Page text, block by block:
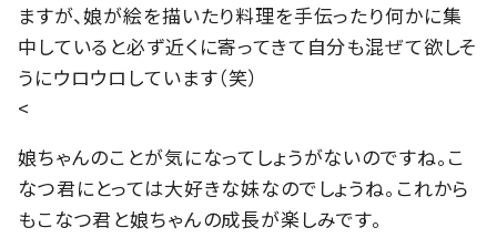
ますが、娘が絵を描いたり料理を手伝ったり何かに集
中していると必ず近くに寄ってきて自分も混ぜて欲しそ
うにウロウロしています（笑）
<
娘ちゃんのことが気になってしょうがないのですね。こ
なつ君にとっては大好きな妹なのでしょうね。これから
もこなつ君と娘ちゃんの成長が楽しみです。